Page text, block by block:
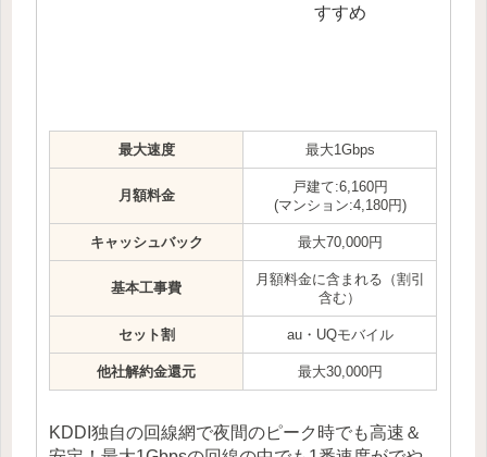
すすめ
最大速度 最大1Gbps
月額料金
戸建て:6,160円
(マンション:4,180円)
キャッシュバック 最大70,000円
基本工事費
月額料金に含まれる（割引
含む）
セット割 au・UQモバイル
他社解約金還元 最大30,000円
KDDI独自の回線網で夜間のピーク時でも高速＆